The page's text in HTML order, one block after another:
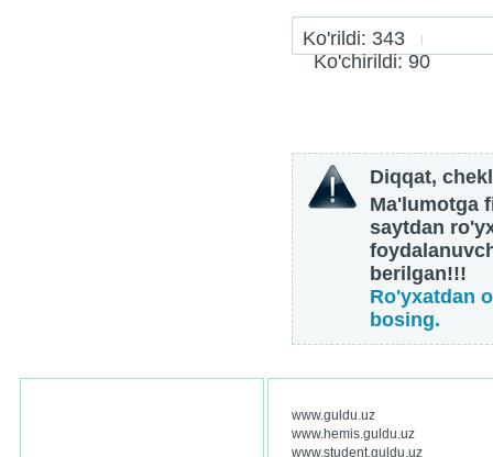
Ko'rildi: 343
Ko'chirildi: 90
Diqqat,
Ma'lumotga
saytdan
berilgan!!!
Ro'yxatdan
bosing.
www.guldu.uz
www.hemis.guldu.uz
www.student.guldu.uz